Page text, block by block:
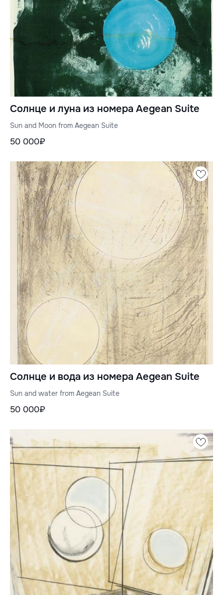
Солнце и луна из номера Aegean Suite
Sun and Moon from Aegean Suite
50 000₽
Солнце и вода из номера Aegean Suite
Sun and water from Aegean Suite
50 000₽